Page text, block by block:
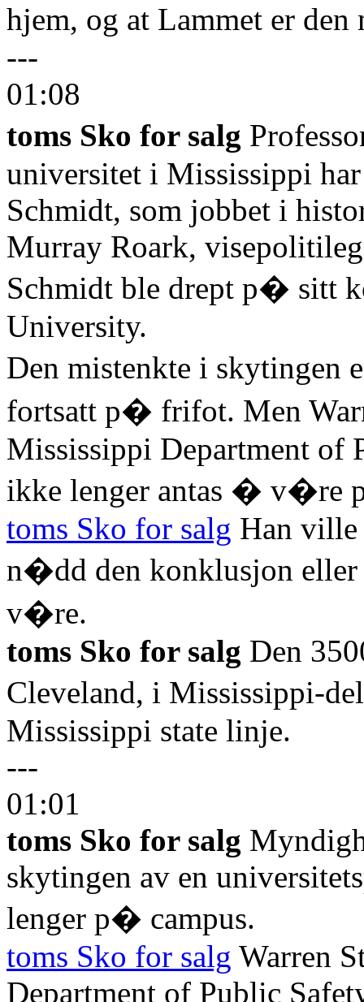
hjem, og at Lammet er
---
01:08
toms Sko for salg
universitet i Mississippi
Schmidt, som jobbet i
Murray Roark,
Schmidt ble drept p� sitt
University.
Den mistenkte i skytingen
fortsatt p� frifot. Men
Mississippi Department of
ikke lenger antas � v�re
toms Sko for salg Han ville
n�dd den konklusjon
v�re.
toms Sko for salg Den
Cleveland, i Mississippi-
Mississippi state linje.
---
01:01
toms Sko for salg
skytingen av en
lenger p� campus.
toms Sko for salg Warren
Department of Public